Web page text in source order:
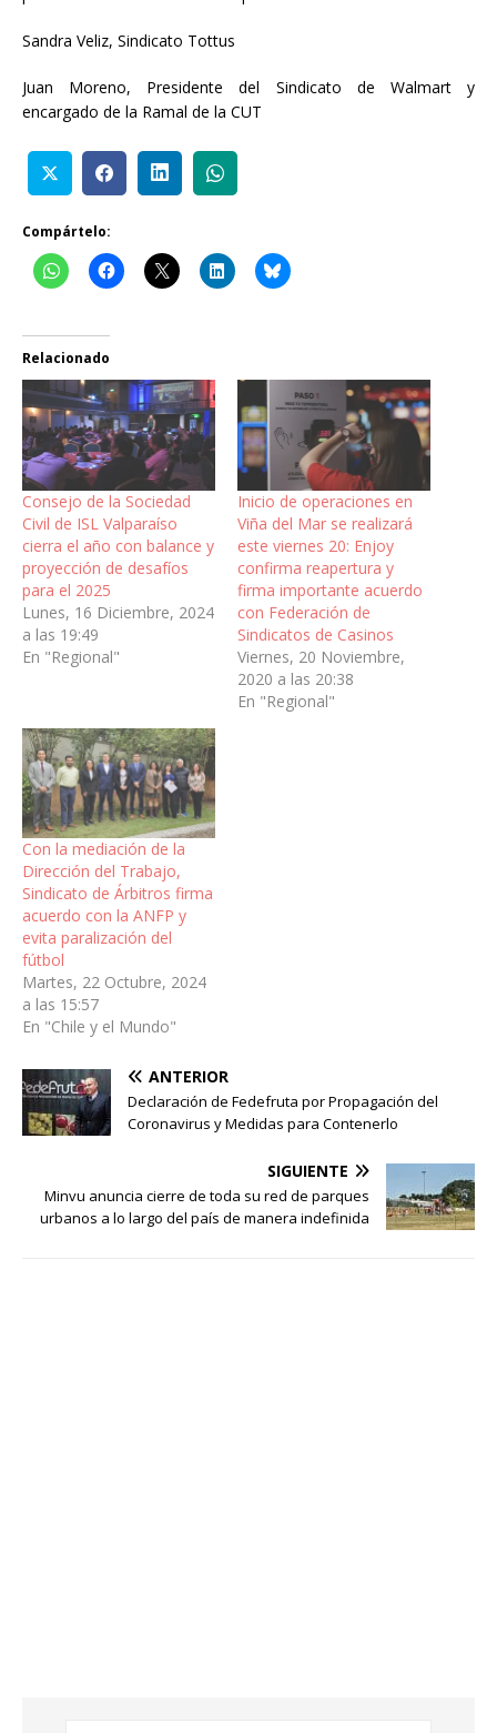
Sandra Veliz, Sindicato Tottus
Juan Moreno, Presidente del Sindicato de Walmart y
encargado de la Ramal de la CUT
Compártelo:
Relacionado
Consejo de la Sociedad
Civil de ISL Valparaíso
cierra el año con balance y
proyección de desafíos
para el 2025
Lunes, 16 Diciembre, 2024
a las 19:49
En "Regional"
Inicio de operaciones en
Viña del Mar se realizará
este viernes 20: Enjoy
confirma reapertura y
firma importante acuerdo
con Federación de
Sindicatos de Casinos
Viernes, 20 Noviembre,
2020 a las 20:38
En "Regional"
Con la mediación de la
Dirección del Trabajo,
Sindicato de Árbitros firma
acuerdo con la ANFP y
evita paralización del
fútbol
Martes, 22 Octubre, 2024
a las 15:57
En "Chile y el Mundo"
ANTERIOR
Declaración de Fedefruta por Propagación del
Coronavirus y Medidas para Contenerlo
SIGUIENTE
Minvu anuncia cierre de toda su red de parques
urbanos a lo largo del país de manera indefinida